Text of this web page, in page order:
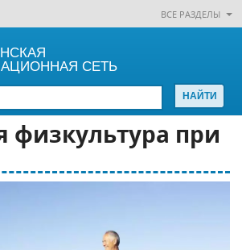
ВСЕ РАЗДЕЛЫ
СЕТЬ
физкультура при